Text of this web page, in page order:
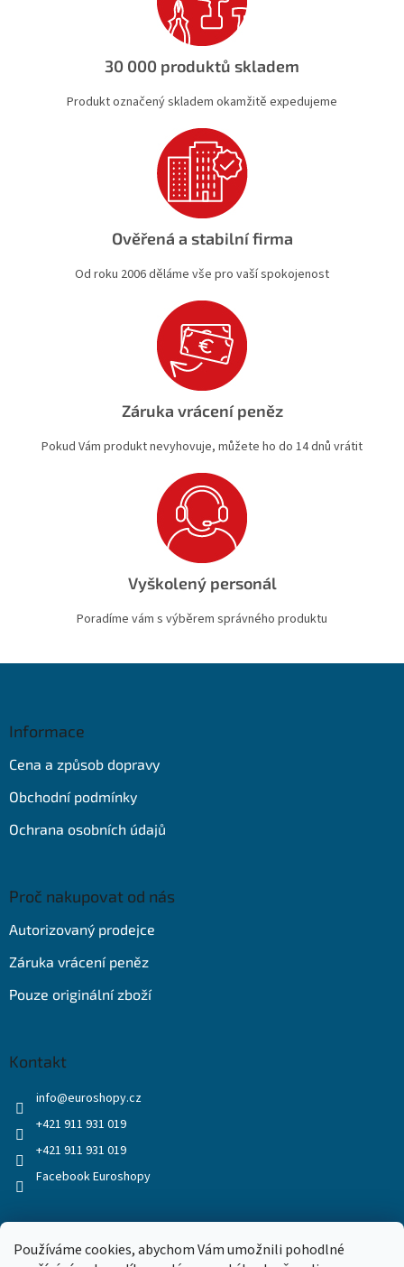
Používáme cookies, abychom Vám umožnili pohodlné
k
y
ý
p
s
u
30 000 produktů skladem
Produkt označený skladem okamžitě expedujeme
Ověřená a stabilní firma
Od roku 2006 děláme vše pro vaší spokojenost
Záruka vrácení peněz
Pokud Vám produkt nevyhovuje, můžete ho do 14 dnů vrátit
Vyškolený personál
Poradíme vám s výběrem správného produktu
Informace
Cena a způsob dopravy
Obchodní podmínky
Ochrana osobních údajů
Proč nakupovat od nás
Autorizovaný prodejce
Záruka vrácení peněz
Pouze originální zboží
Kontakt
info@euroshopy.cz
+421 911 931 019
+421 911 931 019
Facebook Euroshopy